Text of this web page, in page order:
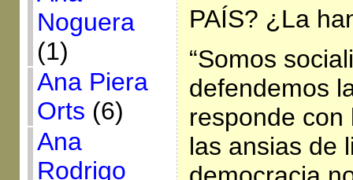
Noguera
(1)
Ana Piera
Orts (6)
Ana
Rodrigo
PAÍS? ¿La
“Somos
defendemos
responde con
las ansias de